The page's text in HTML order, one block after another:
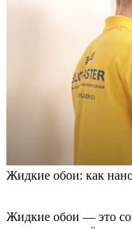
Жидкие обои: как
Жидкие обои — это